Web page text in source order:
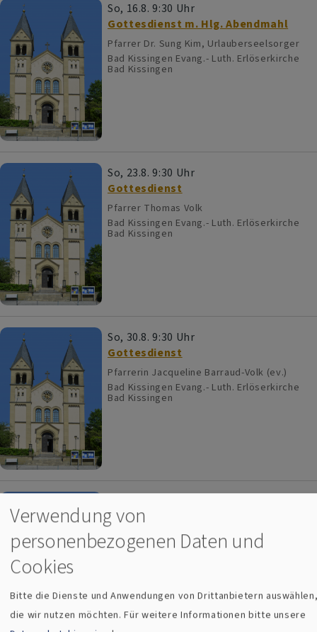
So, 16.8. 9:30 Uhr
Gottesdienst m. Hlg. Abendmahl
Pfarrer Dr. Sung Kim, Urlauberseelsorger
Bad Kissingen Evang.- Luth. Erlöserkirche
Bad Kissingen
So, 23.8. 9:30 Uhr
Gottesdienst
Pfarrer Thomas Volk
Bad Kissingen Evang.- Luth. Erlöserkirche
Bad Kissingen
So, 30.8. 9:30 Uhr
Gottesdienst
Pfarrerin Jacqueline Barraud-Volk (ev.)
Bad Kissingen Evang.- Luth. Erlöserkirche
Bad Kissingen
Gottesdienst m. Hlg. Abendmahl
Pfarrerin Dorothea Greder
Bad Kissingen
Evang.- Luth. Erlöserkirche
Verwendung von
personenbezogenen Daten und
Cookies
Bitte die Dienste und Anwendungen von Drittanbietern
die wir nutzen möchten.Für weitere Informationen bitte unsere